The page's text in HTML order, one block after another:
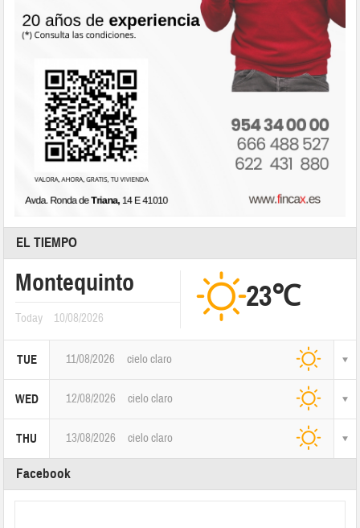
EL TIEMPO
Montequinto
Today 10/08/2026
23℃
TUE 11/08/2026 cielo claro
WED 12/08/2026 cielo claro
THU 13/08/2026 cielo claro
Facebook